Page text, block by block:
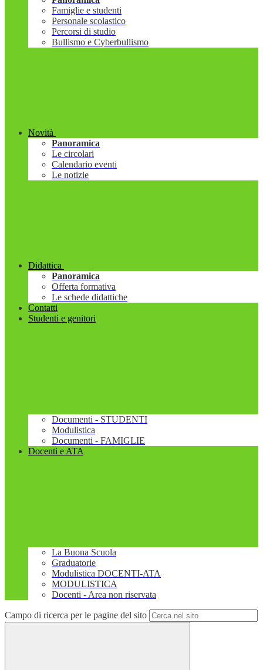
Famiglie e studenti
Personale scolastico
Percorsi di studio
Bullismo e Cyberbullismo
Novità
Panoramica
Le circolari
Calendario eventi
Le notizie
Didattica
Panoramica
Offerta formativa
Le schede didattiche
Contatti
Studenti e genitori
Documenti - STUDENTI
Modulistica
Documenti - FAMIGLIE
Docenti e ATA
La Buona Scuola
Graduatorie
Modulistica DOCENTI-ATA
MODULISTICA
Docenti - Area non riservata
Campo di ricerca per le pagine del sito